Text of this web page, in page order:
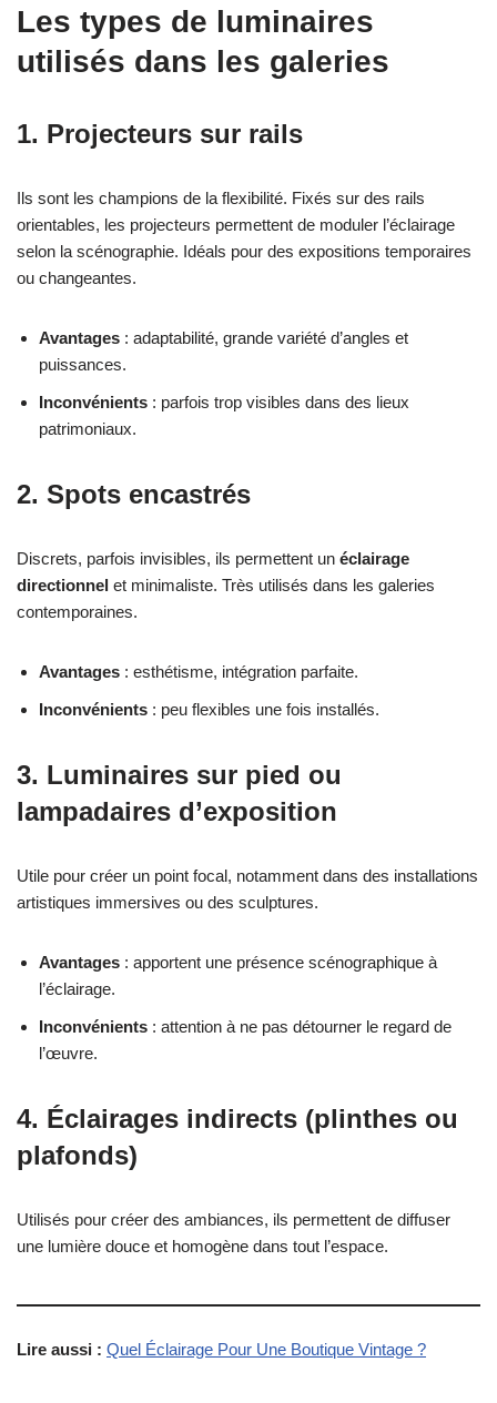
Les types de luminaires
utilisés dans les galeries
1. Projecteurs sur rails
Ils sont les champions de la flexibilité. Fixés sur des rails
orientables, les projecteurs permettent de moduler l’éclairage
selon la scénographie. Idéals pour des expositions temporaires
ou changeantes.
Avantages : adaptabilité, grande variété d’angles et
puissances.
Inconvénients : parfois trop visibles dans des lieux
patrimoniaux.
2. Spots encastrés
Discrets, parfois invisibles, ils permettent un éclairage
directionnel et minimaliste. Très utilisés dans les galeries
contemporaines.
Avantages : esthétisme, intégration parfaite.
Inconvénients : peu flexibles une fois installés.
3. Luminaires sur pied ou
lampadaires d’exposition
Utile pour créer un point focal, notamment dans des installations
artistiques immersives ou des sculptures.
Avantages : apportent une présence scénographique à
l’éclairage.
Inconvénients : attention à ne pas détourner le regard de
l’œuvre.
4. Éclairages indirects (plinthes ou
plafonds)
Utilisés pour créer des ambiances, ils permettent de diffuser
une lumière douce et homogène dans tout l’espace.
Lire aussi : Quel Éclairage Pour Une Boutique Vintage ?